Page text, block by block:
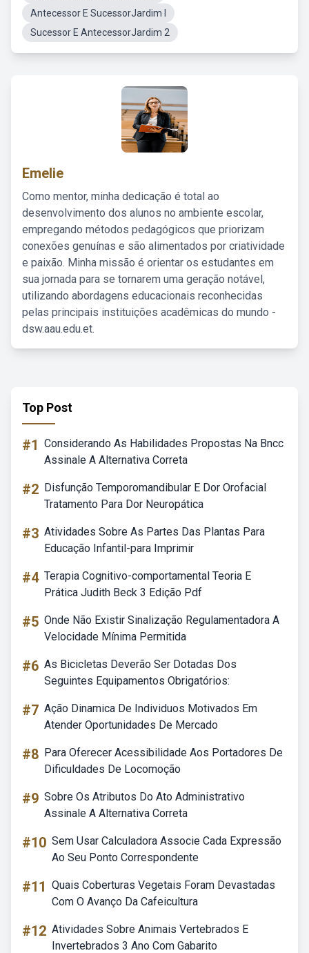
Antecessor E SucessorJardim I
Sucessor E AntecessorJardim 2
Emelie
Como mentor, minha dedicação é total ao
desenvolvimento dos alunos no ambiente escolar,
empregando métodos pedagógicos que priorizam
conexões genuínas e são alimentados por criatividade
e paixão. Minha missão é orientar os estudantes em
sua jornada para se tornarem uma geração notável,
utilizando abordagens educacionais reconhecidas
pelas principais instituições acadêmicas do mundo -
dsw.aau.edu.et.
Top Post
#1 Considerando As Habilidades Propostas Na Bncc
Assinale A Alternativa Correta
#2 Disfunção Temporomandibular E Dor Orofacial
Tratamento Para Dor Neuropática
#3 Atividades Sobre As Partes Das Plantas Para
Educação Infantil-para Imprimir
#4 Terapia Cognitivo-comportamental Teoria E
Prática Judith Beck 3 Edição Pdf
#5 Onde Não Existir Sinalização Regulamentadora A
Velocidade Mínima Permitida
#6 As Bicicletas Deverão Ser Dotadas Dos
Seguintes Equipamentos Obrigatórios:
#7 Ação Dinamica De Individuos Motivados Em
Atender Oportunidades De Mercado
#8 Para Oferecer Acessibilidade Aos Portadores De
Dificuldades De Locomoção
#9 Sobre Os Atributos Do Ato Administrativo
Assinale A Alternativa Correta
#10 Sem Usar Calculadora Associe Cada Expressão
Ao Seu Ponto Correspondente
#11 Quais Coberturas Vegetais Foram Devastadas
Com O Avanço Da Cafeicultura
#12 Atividades Sobre Animais Vertebrados E
Invertebrados 3 Ano Com Gabarito